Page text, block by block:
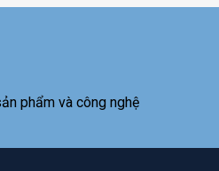
phẩm và công nghệ